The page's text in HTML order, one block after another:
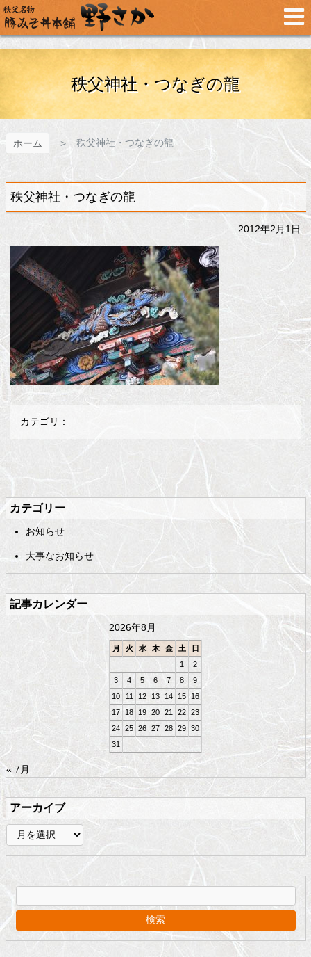
メ
イ
ン
コ
プ
秩父神社・つなぎの龍
ホーム 秩父神社・つなぎの龍
秩父神社・つなぎの龍
2012年2月1日
カテゴリ：
ン
ン
ツ
の
先
ジ
へ
戻
る
カテゴリー
お知らせ
大事なお知らせ
記事カレンダー
2026年8月
月 火 水 木 金 土
日
1
2
3
4 5 6 7 8
9
10
11 12 13 14 15
16
17
18 19 20 21 22 23
24 25 26 27 28 29 30
31
« 7月
アーカイブ
ア
ー
カ
イ
ブ